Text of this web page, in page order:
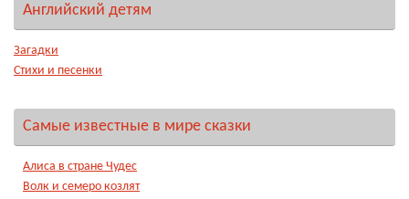
Английский детям
Загадки
Стихи и песенки
Самые известные в мире сказки
Алиса в стране Чудес
Волк и семеро козлят